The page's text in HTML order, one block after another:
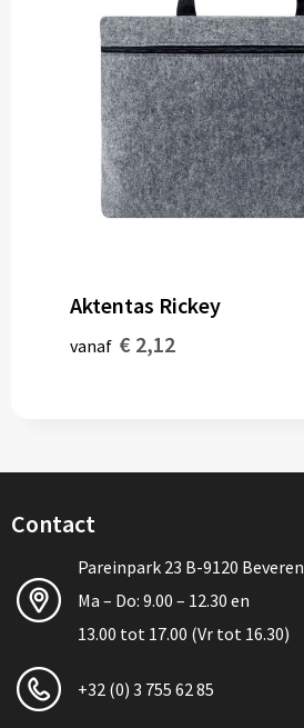
Aktentas Rickey
vanaf € 2,12
Contact
Pareinpark 23 B-9120 Beveren
Ma – Do: 9.00 – 12.30 en
13.00 tot 17.00 (Vr tot 16.30)
+32 (0) 3 755 62 85